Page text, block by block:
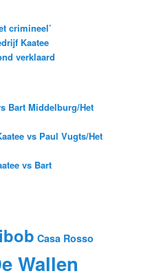
crimineel’
Kaatee
verklaard
Bart Middelburg/Het
vs Paul Vugts/Het
vs Bart
Casa Rosso
Wallen